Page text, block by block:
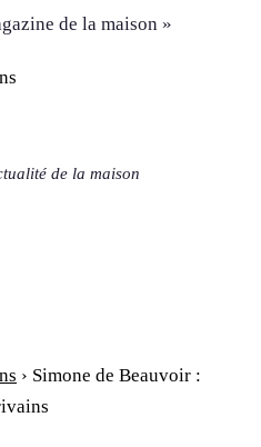
de la maison »
de la maison
› Simone de Beauvoir :